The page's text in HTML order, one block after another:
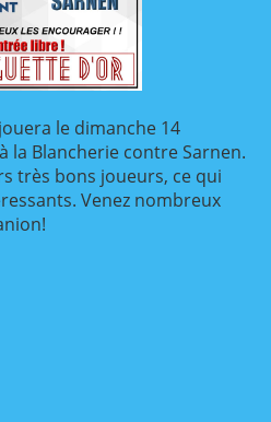
le dimanche 14
la Blancherie contre Sarnen.
très bons joueurs, ce qui
Venez nombreux